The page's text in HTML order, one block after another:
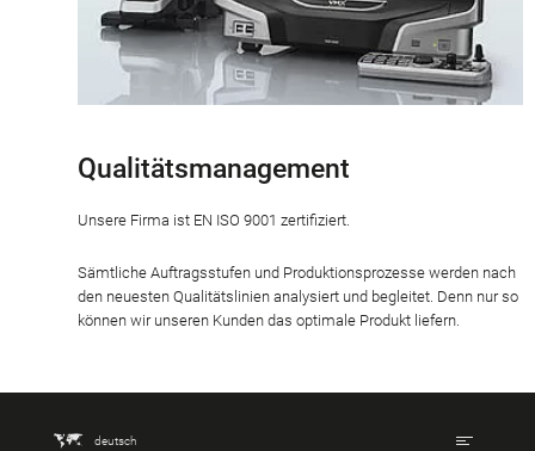
Qualitätsmanagement
Unsere Firma ist EN ISO 9001 zertifiziert.
Sämtliche Auftragsstufen und Produktionsprozesse werden nach
den neuesten Qualitätslinien analysiert und begleitet. Denn nur so
können wir unseren Kunden das optimale Produkt liefern.
deutsch